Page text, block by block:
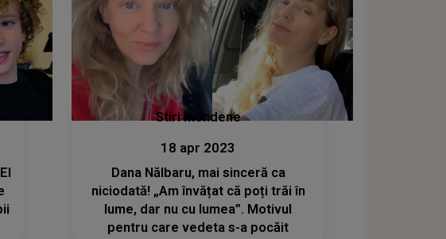
Stiri mondene
18 apr 2023
Dana Nălbaru, mai sinceră ca
niciodată! „Am învățat că poți trăi în
lume, dar nu cu lumea”. Motivul
pentru care vedeta s-a pocăit